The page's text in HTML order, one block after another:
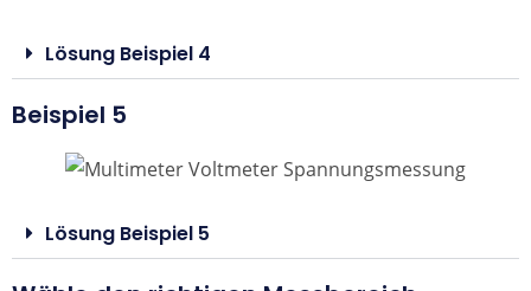
Lösung Beispiel 4
Beispiel 5
Lösung Beispiel 5